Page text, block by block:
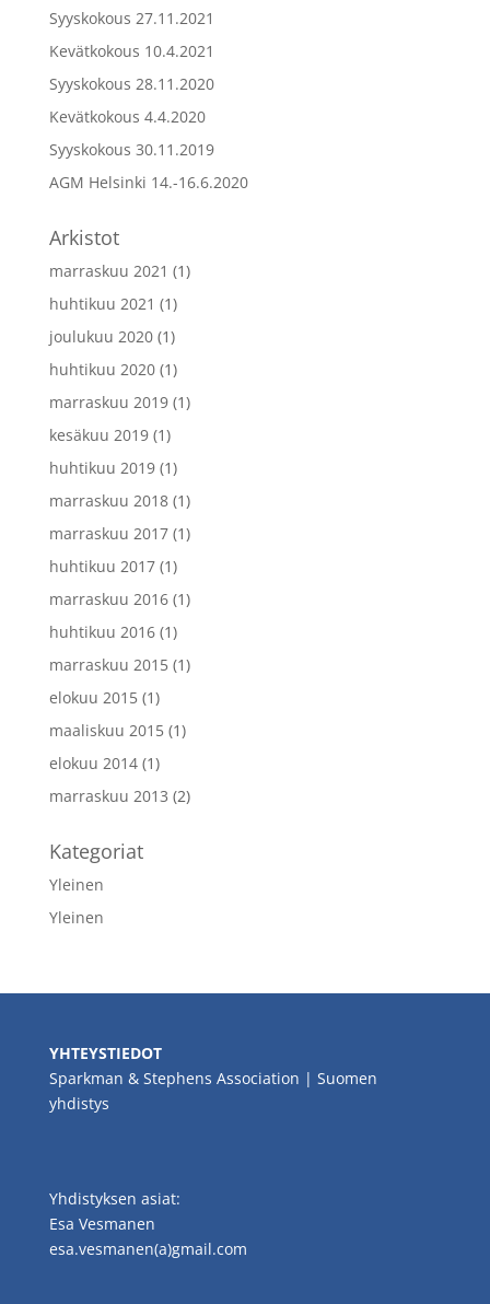
Syyskokous 27.11.2021
Kevätkokous 10.4.2021
Syyskokous 28.11.2020
Kevätkokous 4.4.2020
Syyskokous 30.11.2019
AGM Helsinki 14.-16.6.2020
Arkistot
marraskuu 2021 (1)
huhtikuu 2021 (1)
joulukuu 2020(1)
huhtikuu 2020(1)
marraskuu 2019(1)
kesäkuu 2019(1)
huhtikuu 2019(1)
marraskuu 2018(1)
marraskuu 2017(1)
huhtikuu 2017(1)
marraskuu 2016(1)
huhtikuu 2016(1)
marraskuu 2015(1)
elokuu 2015(1)
maaliskuu 2015(1)
elokuu 2014(1)
marraskuu 2013 (2)
Kategoriat
Yleinen
Yleinen
YHTEYSTIEDOT
Sparkman & Stephens Association | Suomen
yhdistys
Yhdistyksen asiat:
Esa Vesmanen
esa.vesmanen(a)gmail.com